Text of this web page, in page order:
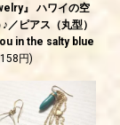
』 ハワイの空
／ピアス（丸型）
in the salty blue
円)